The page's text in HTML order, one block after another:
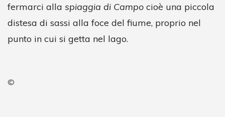
fermarci alla spiaggia di Campo cioè una piccola
distesa di sassi alla foce del fiume, proprio nel
punto in cui si getta nel lago.
©